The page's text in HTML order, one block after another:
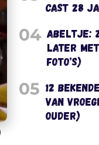
cast 28
04 Abeltje:
later
foto’s)
05 12
van
ouder)